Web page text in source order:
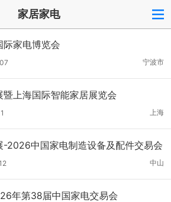
家居家电
家电博览会
宁波市
上海国际智能家居展览会
上海
2026中国家电制造设备及配件交易会
中山
年第38届中国家电交易会